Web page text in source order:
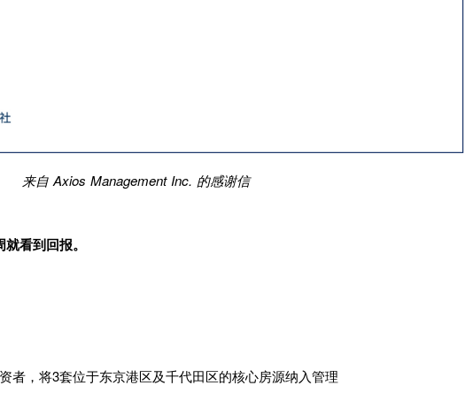
来自 Axios Management Inc. 的感谢信
看到回报。
者，将3套位于东京港区及千代田区的核心房源纳入管理